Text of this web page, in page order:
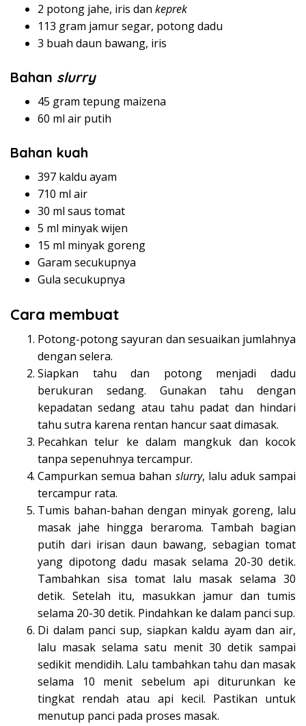
2 potong jahe, iris dan keprek
113 gram jamur segar, potong dadu
3 buah daun bawang, iris
Bahan slurry
45 gram tepung maizena
60 ml air putih
Bahan kuah
397 kaldu ayam
710 ml air
30 ml saus tomat
5 ml minyak wijen
15 ml minyak goreng
Garam secukupnya
Gula secukupnya
Cara membuat
Potong-potong sayuran dan sesuaikan jumlahnya
dengan selera.
Siapkan tahu dan potong menjadi dadu
berukuran sedang. Gunakan tahu dengan
kepadatan sedang atau tahu padat dan hindari
tahu sutra karena rentan hancur saat dimasak.
Pecahkan telur ke dalam mangkuk dan kocok
tanpa sepenuhnya tercampur.
Campurkan semua bahan slurry, lalu aduk sampai
tercampur rata.
Tumis bahan-bahan dengan minyak goreng, lalu
masak jahe hingga beraroma. Tambah bagian
putih dari irisan daun bawang, sebagian tomat
yang dipotong dadu masak selama 20-30 detik.
Tambahkan sisa tomat lalu masak selama 30
detik. Setelah itu, masukkan jamur dan tumis
selama 20-30 detik. Pindahkan ke dalam panci sup.
Di dalam panci sup, siapkan kaldu ayam dan air,
lalu masak selama satu menit 30 detik sampai
sedikit mendidih. Lalu tambahkan tahu dan masak
selama 10 menit sebelum api diturunkan ke
tingkat rendah atau api kecil. Pastikan untuk
menutup panci pada proses masak.